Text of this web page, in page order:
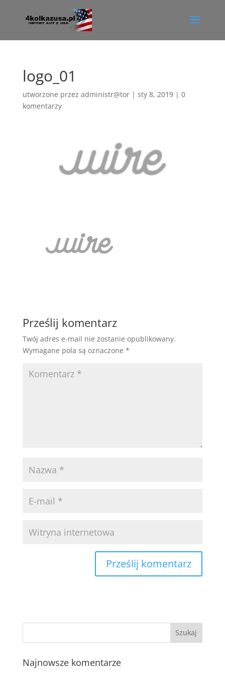
logo_01
utworzone przez administr@tor| sty 8, 2019| 0
komentarzy
Prześlij komentarz
Twój adres e-mail nie zostanie opublikowany.
Wymagane pola są oznaczone *
Najnowsze komentarze